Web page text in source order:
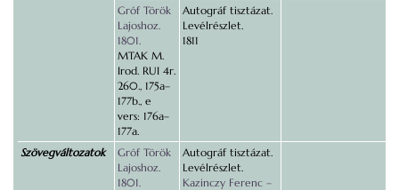
Gróf Török
Lajoshoz.
1801.
MTAK M.
Irod. RUI 4r.
260., 175a–
177b., e
vers: 176a–
177a.
Autográf tisztázat.
Levélrészlet.
1811
Szövegváltozatok
Gróf Török
Lajoshoz.
1801.
Autográf tisztázat.
Levélrészlet.
Kazinczy Ferenc –